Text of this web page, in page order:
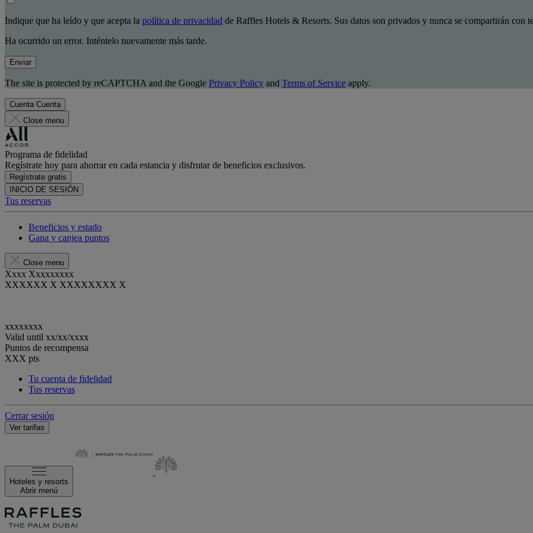
Indique que ha leído y que acepta la política de privacidad de Raffles Hotels & Resorts. Sus datos son privados y nunca se compartirán con
Ha ocurrido un error. Inténtelo nuevamente más tarde.
Enviar
The site is protected by reCAPTCHA and the Google Privacy Policy and Terms of Service apply.
Cuenta Cuenta
Close menu
Programa de fidelidad
Regístrate hoy para ahorrar en cada estancia y disfrutar de beneficios exclusivos.
Regístrate gratis
INICIO DE SESIÓN
Tus reservas
Beneficios y estado
Gana y canjea puntos
Close menu
Xxxx Xxxxxxxxx
XXXXXX X XXXXXXXX X
xxxxxxxx
Valid until xx/xx/xxxx
Puntos de recompensa
XXX pts
Tu cuenta de fidelidad
Tus reservas
Cerrar sesión
Ver tarifas
Hoteles y resorts
Abrir menú